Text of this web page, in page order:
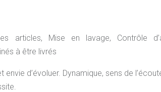
articles, Mise en lavage, Contrôle
à être livrés
envie d’évoluer. Dynamique, sens de